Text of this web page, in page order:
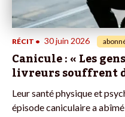
RÉCIT • 30 juin 2026
Canicule : « Les
livreurs souffrent
Leur santé physique et
épisode caniculaire a